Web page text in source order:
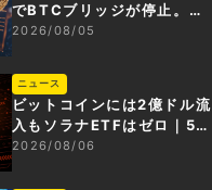
でBTCブリッジが停止。金
融庁が「暗号資産・ステー
2026/08/05
ニュース
ビットコインには2億ドル流
入もソラナETFはゼロ｜5営
業日連続で停止
2026/08/06